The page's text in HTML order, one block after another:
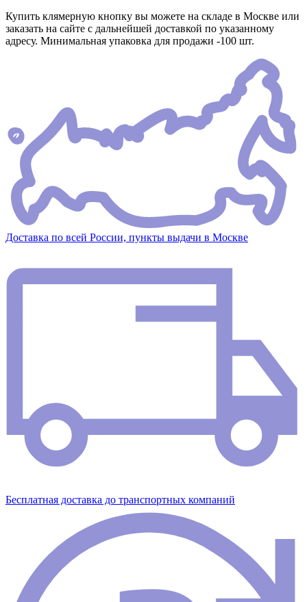
Купить клямерную кнопку вы можете на складе в Москве или
заказать на сайте с дальнейшей доставкой по указанному
адресу. Минимальная упаковка для продажи -100 шт.
Доставка по всей России, пункты выдачи в Москве
Бесплатная доставка до транспортных компаний